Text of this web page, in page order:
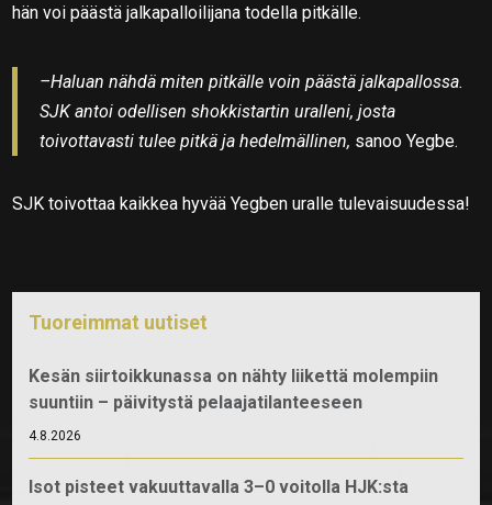
hän voi päästä jalkapalloilijana todella pitkälle.
–Haluan nähdä miten pitkälle voin päästä jalkapallossa.
SJK antoi odellisen shokkistartin uralleni, josta
toivottavasti tulee pitkä ja hedelmällinen, sanoo Yegbe.
SJK toivottaa kaikkea hyvää Yegben uralle tulevaisuudessa!
Tuoreimmat uutiset
Kesän siirtoikkunassa on nähty liikettä molempiin
suuntiin – päivitystä pelaajatilanteeseen
4.8.2026
Isot pisteet vakuuttavalla 3–0 voitolla HJK:sta